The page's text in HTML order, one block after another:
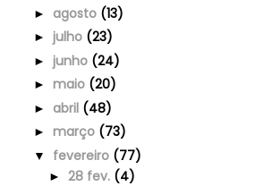
► agosto (13)
► julho (23)
► junho (24)
► maio (20)
► abril (48)
► março (73)
▼ fevereiro (77)
► 28 fev. (4)